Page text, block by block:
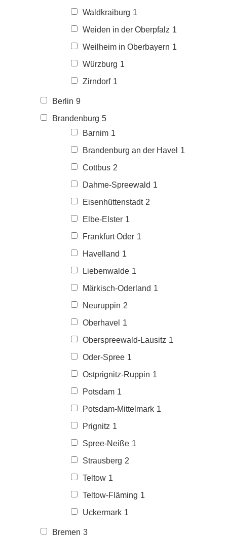
Waldkraiburg 1
Weiden in der Oberpfalz 1
Weilheim in Oberbayern 1
Würzburg 1
Zirndorf 1
Berlin 9
Brandenburg 5
Barnim 1
Brandenburg an der Havel 1
Cottbus 2
Dahme-Spreewald 1
Eisenhüttenstadt 2
Elbe-Elster 1
Frankfurt Oder 1
Havelland 1
Liebenwalde 1
Märkisch-Oderland 1
Neuruppin 2
Oberhavel 1
Oberspreewald-Lausitz 1
Oder-Spree 1
Ostprignitz-Ruppin 1
Potsdam 1
Potsdam-Mittelmark 1
Prignitz 1
Spree-Neiße 1
Strausberg 2
Teltow 1
Teltow-Fläming 1
Uckermark 1
Bremen 3